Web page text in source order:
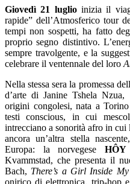
Giovedì 21 luglioinizia il
rapide” dell’Atmosferico tour
tempi non sospetti, ha fatto
proprio segno distintivo.
sempre travolgente, e la
celebrare il ventennale del loro
Nella stessa sera la promessa
d’arte di Janine Tshela
origini congolesi, nata a
testi conscious, in cui
intrecciano a sonorità afro in cui
ancora un’altra stella
Europa: la norvegese
Kvammstad, che presenta il
Bach, There’s a Girl Inside
onirico di elettronica, trip-hop